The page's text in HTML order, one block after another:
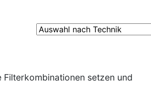
Filterkombinationen setzen und